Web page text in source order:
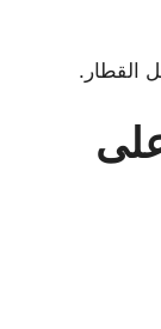
القطار.